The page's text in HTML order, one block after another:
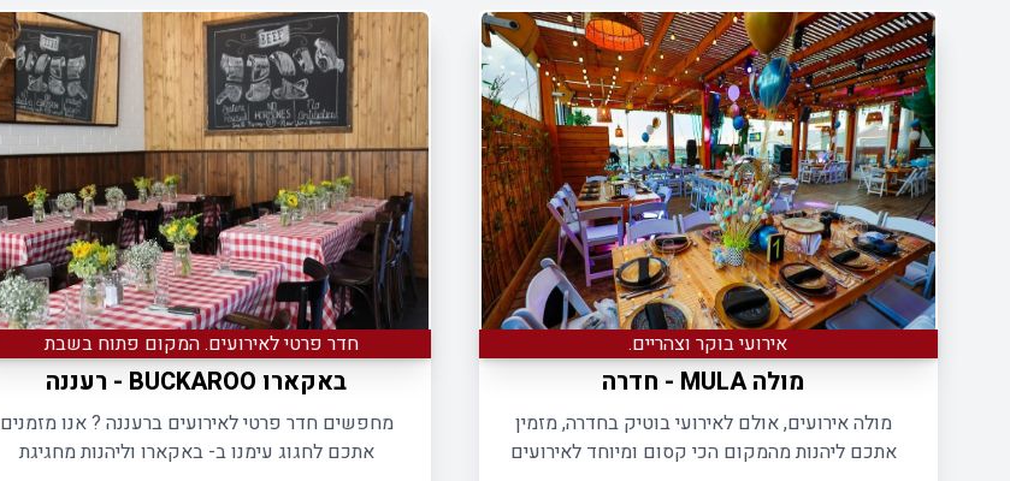
אירועי בוקר וצהריים.
מולה MULA - חדרה
מולה אירועים, אולם לאירועי בוטיק בחדרה, מזמין
אתכם ליהנות מהמקום הכי קסום ומיוחד לאירועים
חדר פרטי לאירועים. המקום פתוח בשבת
באקארו BUCKAROO - רעננה
מחפשים חדר פרטי לאירועים ברעננה ? אנו מזמנים
אתכם לחגוג עימנו ב- באקארו וליהנות מחגיגת